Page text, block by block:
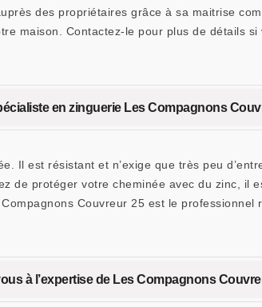
des propriétaires grâce à sa maitrise
maison. Contactez-le pour plus de détails
en zinguerie Les Compagnons
Il est résistant et n’exige que très peu
de protéger votre cheminée avec du zinc, il
Couvreur 25 est le professionnel
à l’expertise de Les Compagnons